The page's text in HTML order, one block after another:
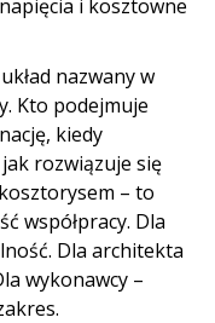
i kosztowne
nazwany w
Kto podejmuje
kiedy
rozwiązuje się
– to
współpracy. Dla
Dla architekta
wykonawcy –